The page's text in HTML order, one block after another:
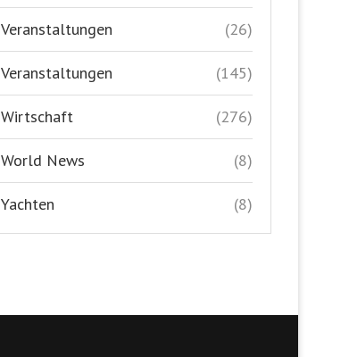
Veranstaltungen (26)
Veranstaltungen (145)
Wirtschaft (276)
World News (8)
Yachten (8)